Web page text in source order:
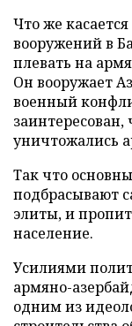
Что же
вооружений в
плевать на
Он вооружает
военный
уничтожались
Так что
подбрасывают
элиты, и
население.
Усилиями
армяно-
одним из